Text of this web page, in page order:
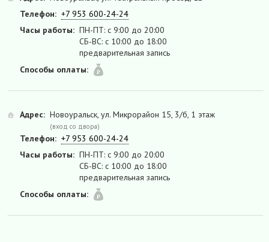
Телефон: +7 953 600-24-24
Часы работы: ПН-ПТ: с 9:00 до 20:00
СБ-ВС: с 10:00 до 18:00
предварительная запись
Способы оплаты:
Адрес: Новоуральск, ул. Микрорайон 15, 3/б, 1 этаж
(вход со двора)
Телефон: +7 953 600-24-24
Часы работы: ПН-ПТ: с 9:00 до 20:00
СБ-ВС: с 10:00 до 18:00
предварительная запись
Способы оплаты: